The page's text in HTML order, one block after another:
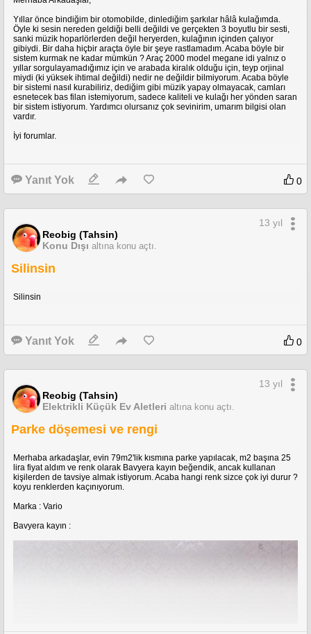
telefoncuya gönderin. Eğer İstanbul'daysanız seçeneğiniz çok ama küçük
ilçelerde vs yaşayan arkadaşlar için bu konu çok büyük bir muamma.
Forumdan bildiğim kadarıyla IcMn ve Kenbu kullanıcı adlı arkadaşlar bu
işten çok iyi anlıyor, her ikiside orijinal ekran temin edebiliyor ama kenbu
üstad (haklı sebepleri olabilir) ne yazıkki kargo ile tamirat yapamayacağını
belirtiyor.
http://www.akilliphone.com/urun_detay.aspx?
urun=Apple+iPhone+4++Orjinal+Siyah+Dokunmatik+LCD+Ekran+_-
&ID=4847&renkID=1
Yıllar önce bindiğim bir otomobilde, dinlediğim şarkılar hâlâ kulağımda.
Öyle ki sesin nereden geldiği belli değildi ve gerçekten 3 boyutlu bir sesti,
sanki müzik hoparlörlerden değil heryerden, kulağının içinden çalıyor
gibiydi. Bir daha hiçbir araçta öyle bir şeye rastlamadım. Acaba böyle bir
sistem kurmak ne kadar mümkün ? Araç 2000 model megane idi yalnız o
yıllar sorgulayamadığımız için ve arabada kiralık olduğu için, teyp orjinal
miydi (ki yüksek ihtimal değildi) nedir ne değildir bilmiyorum. Acaba böyle
bir sistemi nasıl kurabiliriz, dediğim gibi müzik yapay olmayacak, camları
esnetecek bas filan istemiyorum, sadece kaliteli ve kulağı her yönden saran
bir sistem istiyorum. Yardımcı olursanız çok sevinirim, umarım bilgisi olan
vardır.
İyi forumlar.
Yanıt Yok 0
Reobig (Tahsin)
Konu Dışı altına konu açtı.
13 yıl
Silinsin
Silinsin
Yanıt Yok 0
Reobig (Tahsin)
Elektrikli Küçük Ev Aletleri altına konu açtı.
13 yıl
Parke döşemesi ve rengi
Merhaba arkadaşlar, evin 79m2'lik kısmına parke yapılacak, m2 başına 25
lira fiyat aldım ve renk olarak Bavyera kayın beğendik, ancak kullanan
kişilerden de tavsiye almak istiyorum. Acaba hangi renk sizce çok iyi durur ?
koyu renklerden kaçınıyorum.
Marka : Vario
Bavyera kayın :